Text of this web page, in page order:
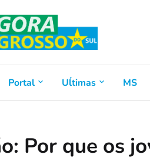
Portal Uĺtimas MS
Por que os